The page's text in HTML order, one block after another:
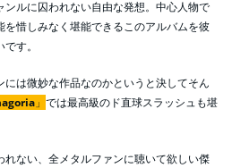
ンルに囚われない自由な発想。中心人物で
を惜しみなく堪能できるこのアルバムを彼
す。
は微妙な作品なのかというと決してそん
」 では最高級のド直球スラッシュも堪
ない、全メタルファンに聴いて欲しい傑